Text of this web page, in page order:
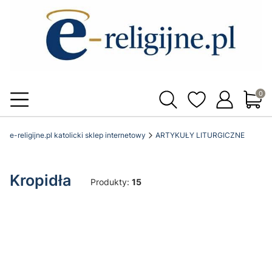
e-religijne.pl katolicki sklep internetowy ARTYKUŁY LITURGICZNE
Kropidła Produkty: 15